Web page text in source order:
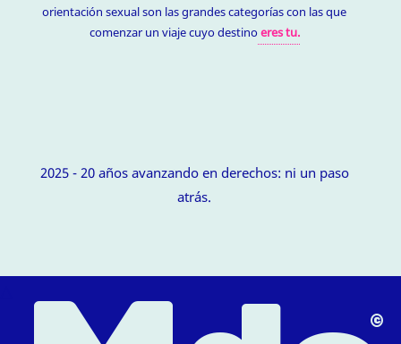
orientación sexual son las grandes categorías con las que
comenzar un viaje cuyo destinoeres tu.
2025 - 20 años avanzando en derechos: ni un paso
atrás.